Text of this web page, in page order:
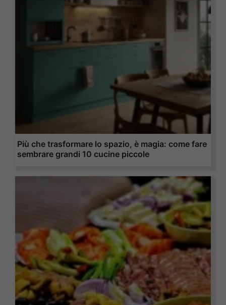
Più che trasformare lo spazio, è magia: come fare
sembrare grandi 10 cucine piccole